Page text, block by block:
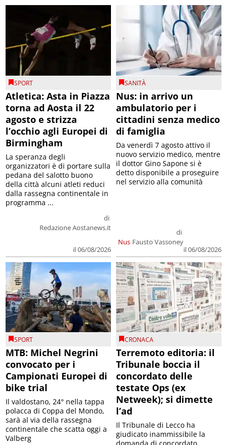
SPORT
Atletica: Asta in Piazza
torna ad Aosta il 22
agosto e strizza
l’occhio agli Europei di
Birmingham
di
Redazione Aostanews.it
il 06/08/2026
La speranza degli
organizzatori è di portare sulla
pedana del salotto buono
della città alcuni atleti reduci
dalla rassegna continentale in
programma ...
SANITÀ
Nus: in arrivo un
ambulatorio per i
cittadini senza medico
di famiglia
Nus
di
Fausto Vassoney
il 06/08/2026
Da venerdì 7 agosto attivo il
nuovo servizio medico, mentre
il dottor Gino Sapone si è
detto disponibile a proseguire
nel servizio alla comunità
SPORT
MTB: Michel Negrini
convocato per i
Campionati Europei di
bike trial
Il valdostano, 24° nella tappa
polacca di Coppa del Mondo,
sarà al via della rassegna
continentale che scatta oggi a
Valberg
CRONACA
Terremoto editoria: il
Tribunale boccia il
concordato delle
testate Ops (ex
Netweek); si dimette
l’ad
Il Tribunale di Lecco ha
giudicato inammissibile la